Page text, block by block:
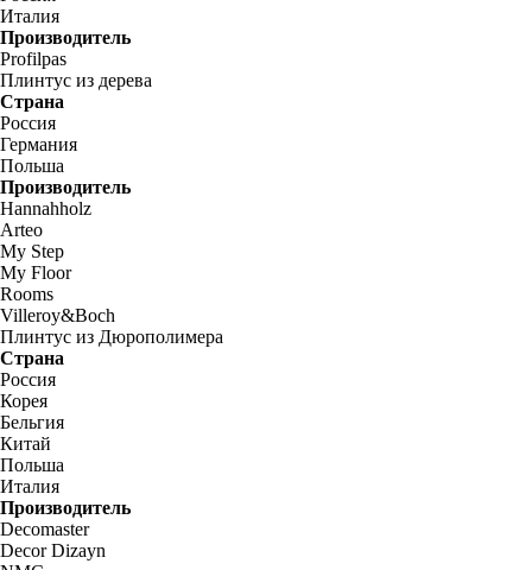
Италия
Производитель
Profilpas
Плинтус из дерева
Страна
Россия
Германия
Польша
Производитель
Hannahholz
Arteo
My Step
My Floor
Rooms
Villeroy&Boch
Плинтус из Дюрополимера
Страна
Россия
Корея
Бельгия
Китай
Польша
Италия
Производитель
Decomaster
Decor Dizayn